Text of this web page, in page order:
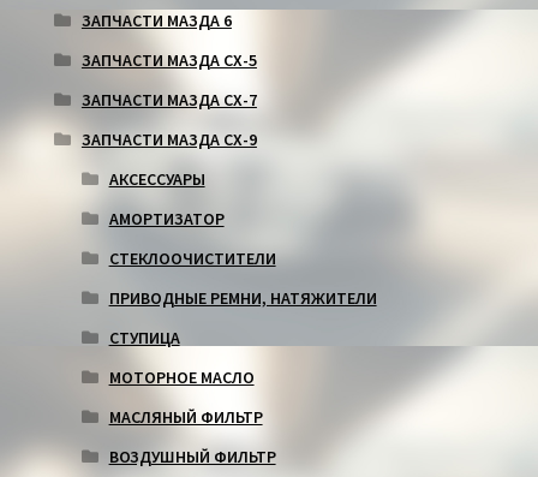
ЗАПЧАСТИ МАЗДА 6
ЗАПЧАСТИ МАЗДА СХ-5
ЗАПЧАСТИ МАЗДА СХ-7
ЗАПЧАСТИ МАЗДА СХ-9
АКСЕССУАРЫ
АМОРТИЗАТОР
СТЕКЛООЧИСТИТЕЛИ
ПРИВОДНЫЕ РЕМНИ, НАТЯЖИТЕЛИ
СТУПИЦА
МОТОРНОЕ МАСЛО
МАСЛЯНЫЙ ФИЛЬТР
ВОЗДУШНЫЙ ФИЛЬТР